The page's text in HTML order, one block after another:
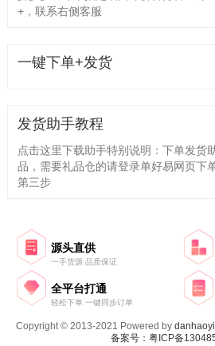
+，联系右侧客服
一键下单+发货
发货助手教程
点击这里下载助手特别说明：下单发货
品，需要礼品仓的请登录单好易网页下
第三步
源头直供
一手货源 品质保证
全平台打通
轻松下单 一键同步订单
Copyright © 2013-2021 Powered by
备案号：粤ICP备